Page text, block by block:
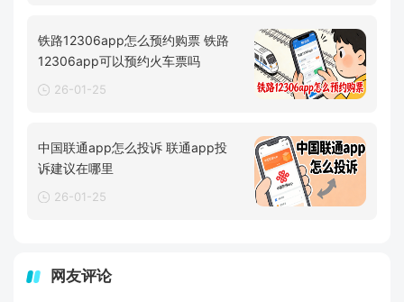
铁路12306app怎么预约购票 铁路
12306app可以预约火车票吗
26-01-25
中国联通app怎么投诉 联通app投
诉建议在哪里
26-01-25
网友评论